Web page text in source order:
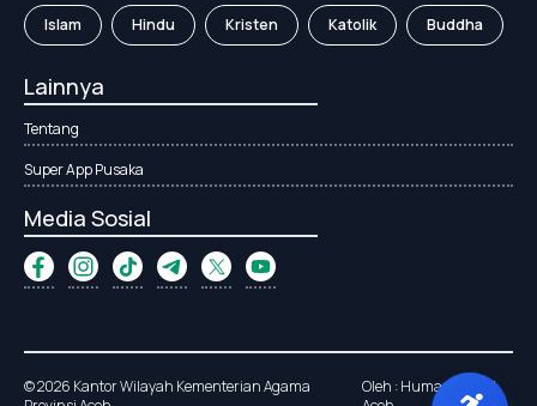
Islam Hindu Kristen Katolik Buddha
Lainnya
Tentang
Super App Pusaka
Media Sosial
© 2026 Kantor Wilayah Kementerian Agama
Oleh : Humas Kanwil